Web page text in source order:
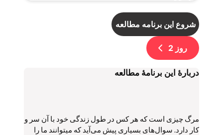
شروع این برنامه مطالعه
روز 2
دربارۀ اين برنامۀ مطالعه
مرگ چیزی است که هر کس در طول زندگی خود با آن سر و
کار دارد. سوال‌های بسیاری پیش می‌آید که میتوانند ما را